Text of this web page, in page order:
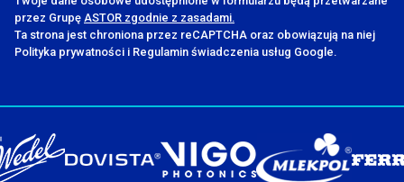
przez Grupę ASTOR zgodnie z zasadami.
Ta strona jest chroniona przez reCAPTCHA oraz obowiązują na niej
Polityka prywatności i Regulamin świadczenia usług Google.